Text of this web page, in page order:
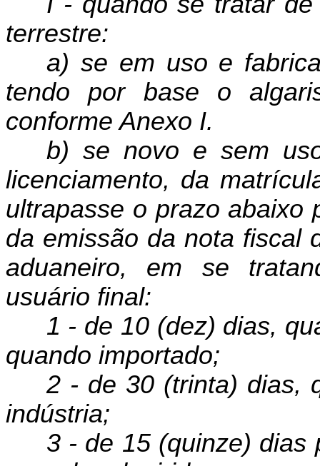
terrestre:
a) se em uso e
tendo por base o
conforme Anexo I.
b) se novo e sem
licen­ciamento, da
ultrapasse o prazo abaixo
da emissão da nota fiscal
aduaneiro, em se
usuário final:
1 - de 10 (dez) dias,
quando importado;
2 - de 30 (trinta) dias,
indústria;
3 - de 15 (quinze) dias